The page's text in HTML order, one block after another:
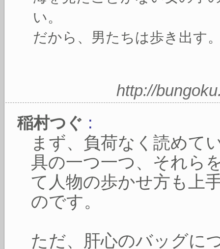
い。
だから、男たちは歩き出す
http://
稲村つぐ :
まず、負荷なく読めて
具の一つ一つ、それら
て人物の歩かせ方も上
のです。
ただ、肝心のバッグに